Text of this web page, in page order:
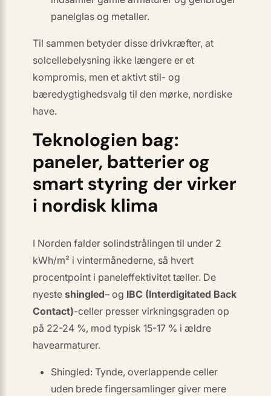
panelglas og metaller.
Til sammen betyder disse drivkræfter, at
solcellebelysning ikke længere er et
kompromis, men et aktivt stil- og
bæredygtighedsvalg til den mørke, nordiske
have.
Teknologien bag:
paneler, batterier og
smart styring der virker
i nordisk klima
I Norden falder solindstrålingen til under 2
kWh/m² i vintermånederne, så hvert
procentpoint i panel­effektivitet tæller. De
nyesteshingled– og IBC (Interdigitated Back
Contact)-celler presser virkningsgraden op
på 22-24 %, mod typisk 15-17 % i ældre
havearmaturer.
Shingled: Tynde, overlappende celler
uden brede fingersamlinger giver mere